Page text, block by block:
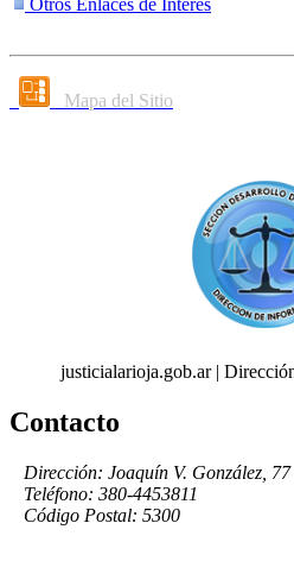
Otros Enlaces de Interés
Mapa del Sitio
justicialarioja.gob.ar |
Contacto
Dirección: Joaquín V. González, 77
Teléfono: 380-4453811
Código Postal: 5300